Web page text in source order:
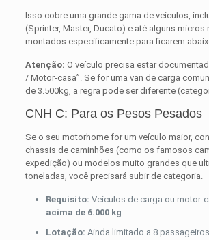
Isso cobre uma grande gama de veículos,
(Sprinter, Master, Ducato) e até alguns micros
montados especificamente para ficarem
Atenção: O veículo precisa estar
/ Motor-casa”. Se for uma van de carga
de 3.500kg, a regra pode ser diferente
CNH C: Para os Pesos Pesados
Se o seu motorhome for um veículo maior,
chassis de caminhões (como os famosos
expedição) ou modelos muito grandes que
toneladas, você precisará subir de categoria.
Requisito: Veículos de carga ou motor-
acima de 6.000 kg
Lotação: Ainda limitado a 8 passageiros.